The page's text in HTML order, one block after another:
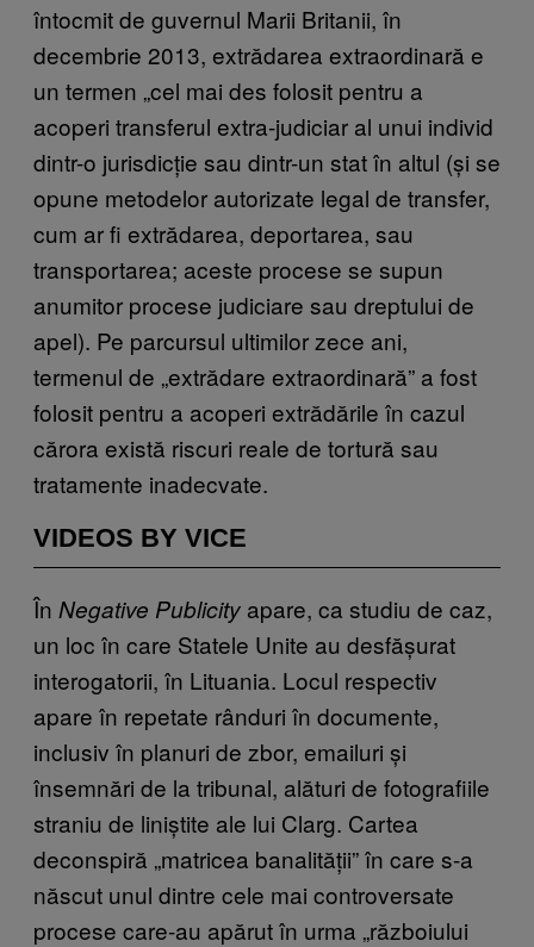
întocmit de guvernul Marii Britanii, în
decembrie 2013, extrădarea extraordinară e
un termen „cel mai des folosit pentru a
acoperi transferul extra-judiciar al unui individ
dintr-o jurisdicție sau dintr-un stat în altul (și se
opune metodelor autorizate legal de transfer,
cum ar fi extrădarea, deportarea, sau
transportarea; aceste procese se supun
anumitor procese judiciare sau dreptului de
apel). Pe parcursul ultimilor zece ani,
termenul de „extrădare extraordinară” a fost
folosit pentru a acoperi extrădările în cazul
cărora există riscuri reale de tortură sau
tratamente inadecvate.
VIDEOS BY VICE
În Negative Publicity apare, ca studiu de caz,
un loc în care Statele Unite au desfășurat
interogatorii, în Lituania. Locul respectiv
apare în repetate rânduri în documente,
inclusiv în planuri de zbor, emailuri și
însemnări de la tribunal, alături de fotografiile
straniu de liniștite ale lui Clarg. Cartea
deconspiră „matricea banalității” în care s-a
născut unul dintre cele mai controversate
procese care-au apărut în urma „războiului